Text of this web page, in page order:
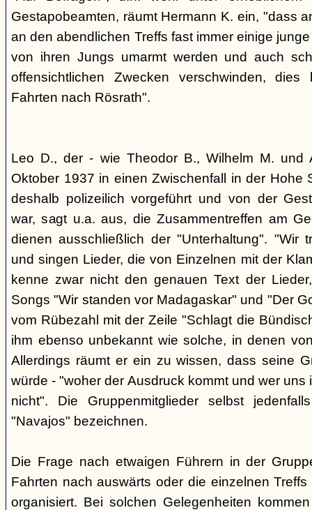
Gestapobeamten, räumt Hermann K. ein, "dass
an den abendlichen Treffs fast immer einige
von ihren Jungs umarmt werden und auch
offensichtlichen Zwecken verschwinden,
Fahrten nach Rösrath".
Leo D., der - wie Theodor B., Wilhelm M. und
Oktober 1937 in einen Zwischenfall in der Hohe
deshalb polizeilich vorgeführt und von der
war, sagt u.a. aus, die Zusammentreffen am
dienen ausschließlich der "Unterhaltung". "Wir
und singen Lieder, die von Einzelnen mit der
kenne zwar nicht den genauen Text der
Songs "Wir standen vor Madagaskar" und "Der
vom Rübezahl mit der Zeile "Schlagt die
ihm ebenso unbekannt wie solche, in denen
Allerdings räumt er ein zu wissen, dass seine
würde - "woher der Ausdruck kommt und wer
nicht". Die Gruppenmitglieder selbst
"Navajos" bezeichnen.
Die Frage nach etwaigen Führern in der
Fahrten nach auswärts oder die einzelnen
organisiert. Bei solchen Gelegenheiten